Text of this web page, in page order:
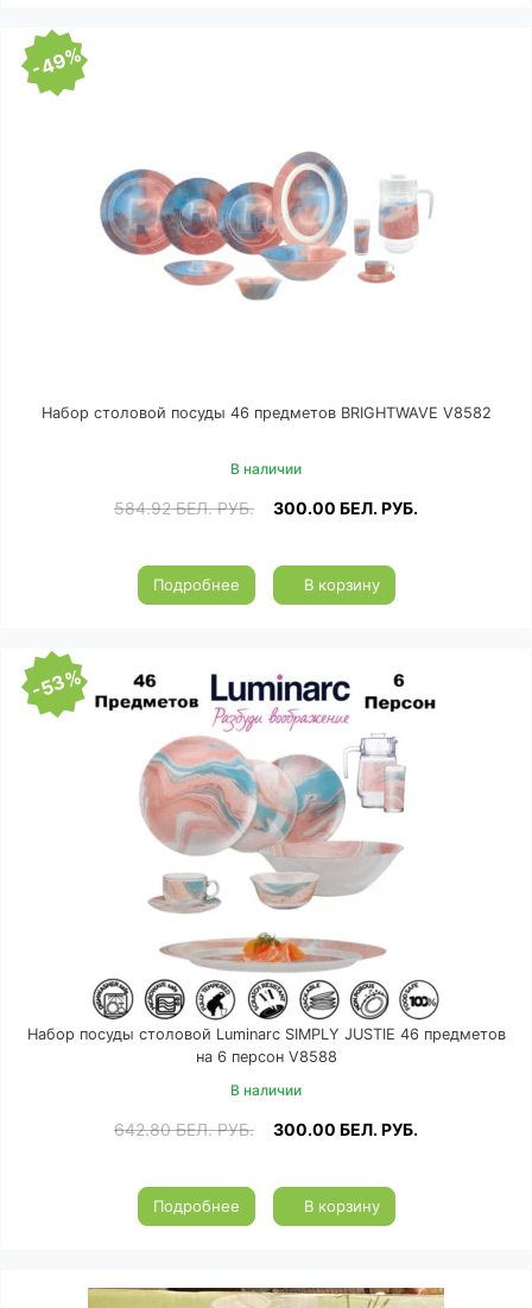
-49%
Набор столовой посуды 46 предметов BRIGHTWAVE V8582
В наличии
584.92БЕЛ. РУБ. 300.00 БЕЛ. РУБ.
Подробнее В корзину
-53%
Набор посуды столовой Luminarc SIMPLY JUSTIE 46 предметов
на 6 персон V8588
В наличии
642.80БЕЛ. РУБ. 300.00 БЕЛ. РУБ.
Подробнее В корзину